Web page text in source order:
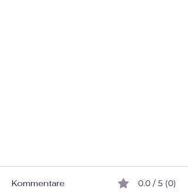
Kommentare 0.0 / 5 (0)